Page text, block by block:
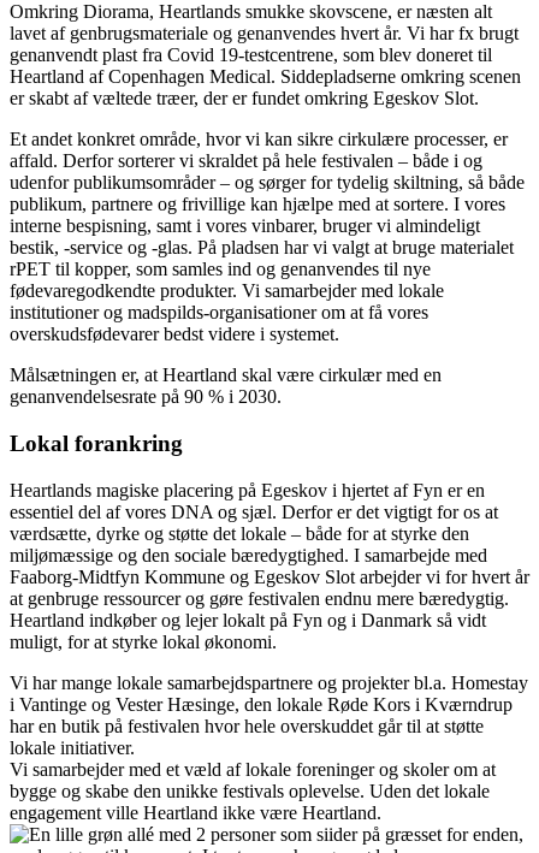
Omkring Diorama, Heartlands smukke skovscene, er næsten alt
lavet af genbrugsmateriale og genanvendes hvert år. Vi har fx brugt
genanvendt plast fra Covid 19-testcentrene, som blev doneret til
Heartland af Copenhagen Medical. Siddepladserne omkring scenen
er skabt af væltede træer, der er fundet omkring Egeskov Slot.
Et andet konkret område, hvor vi kan sikre cirkulære processer, er
affald. Derfor sorterer vi skraldet på hele festivalen – både i og
udenfor publikumsområder – og sørger for tydelig skiltning, så både
publikum, partnere og frivillige kan hjælpe med at sortere. I vores
interne bespisning, samt i vores vinbarer, bruger vi almindeligt
bestik, -service og -glas. På pladsen har vi valgt at bruge materialet
rPET til kopper, som samles ind og genanvendes til nye
fødevaregodkendte produkter. Vi samarbejder med lokale
institutioner og madspilds-organisationer om at få vores
overskudsfødevarer bedst videre i systemet.
Målsætningen er, at Heartland skal være cirkulær med en
genanvendelsesrate på 90 % i 2030.
Lokal forankring
Heartlands magiske placering på Egeskov i hjertet af Fyn er en
essentiel del af vores DNA og sjæl. Derfor er det vigtigt for os at
værdsætte, dyrke og støtte det lokale – både for at styrke den
miljømæssige og den sociale bæredygtighed. I samarbejde med
Faaborg-Midtfyn Kommune og Egeskov Slot arbejder vi for hvert år
at genbruge ressourcer og gøre festivalen endnu mere bæredygtig.
Heartland indkøber og lejer lokalt på Fyn og i Danmark så vidt
muligt, for at styrke lokal økonomi.
Vi har mange lokale samarbejdspartnere og projekter bl.a. Homestay
i Vantinge og Vester Hæsinge, den lokale Røde Kors i Kværndrup
har en butik på festivalen hvor hele overskuddet går til at støtte
lokale initiativer.
Vi samarbejder med et væld af lokale foreninger og skoler om at
bygge og skabe den unikke festivals oplevelse. Uden det lokale
engagement ville Heartland ikke være Heartland.